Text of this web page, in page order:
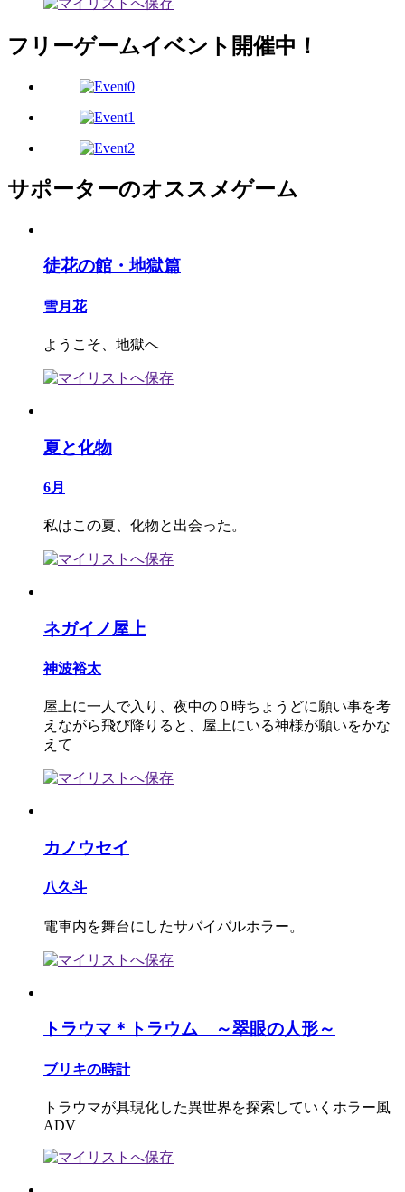
フリーゲームイベント開催中！
サポーターのオススメゲーム
徒花の館・地獄篇
雪月花
ようこそ、地獄へ
夏と化物
6月
私はこの夏、化物と出会った。
ネガイノ屋上
神波裕太
屋上に一人で入り、夜中の０時ちょうどに願い事を考
えながら飛び降りると、屋上にいる神様が願いをかな
えて
カノウセイ
八久斗
電車内を舞台にしたサバイバルホラー。
トラウマ＊トラウム ～翠眼の人形～
ブリキの時計
トラウマが具現化した異世界を探索していくホラー風
ADV